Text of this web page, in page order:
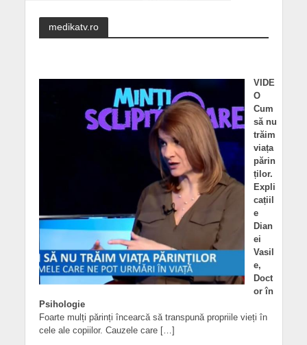
medikatv.ro
VIDE
O
Cum
să nu
trăim
viața
părin
ților.
Expli
cațiil
e
Dian
ei
Vasil
e,
Doct
or în
Psihologie
Foarte mulți părinți încearcă să transpună propriile vieți în
cele ale copiilor. Cauzele care […]